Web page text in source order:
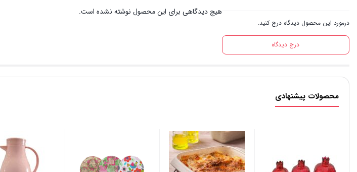
درمورد این محصول دیدگاه درج کنید.
درج دیدگاه
هیچ دیدگاهی برای این محصول نوشته نشده است.
محصولات پیشنهادی